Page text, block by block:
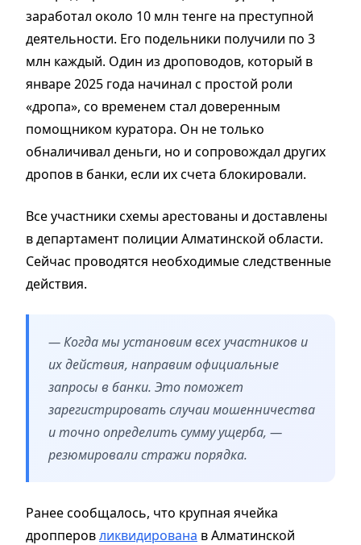
заработал около 10 млн тенге на преступной
деятельности. Его подельники получили по 3
млн каждый. Один из дроповодов, который в
январе 2025 года начинал с простой роли
«дропа», со временем стал доверенным
помощником куратора. Он не только
обналичивал деньги, но и сопровождал других
дропов в банки, если их счета блокировали.
Все участники схемы арестованы и доставлены
в департамент полиции Алматинской области.
Сейчас проводятся необходимые следственные
действия.
— Когда мы установим всех участников и
их действия, направим официальные
запросы в банки. Это поможет
зарегистрировать случаи мошенничества
и точно определить сумму ущерба, —
резюмировали стражи порядка.
Ранее сообщалось, что крупная ячейка
дропперовликвидирована в Алматинской